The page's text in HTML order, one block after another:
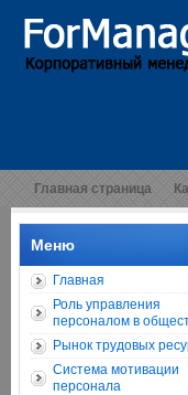
Главная страница
Меню
Главная
Роль управления
персоналом в
Рынок трудовых
Система мотивации
персонала